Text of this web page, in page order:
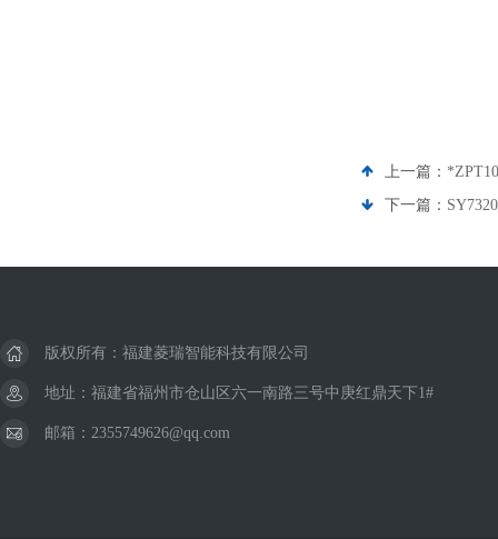
上一篇：
下一篇：
版权所有：福建菱瑞智能科技有限公司
地址：福建省福州市仓山区六一南路三号中庚红鼎天下1#
邮箱：2355749626@qq.com